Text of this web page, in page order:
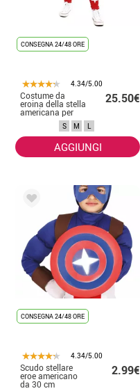
CONSEGNA 24/48 ORE
4.34/5.00
Costume da
eroina della stella
americana per
25.50€
S M L
AGGIUNGI
CONSEGNA 24/48 ORE
4.34/5.00
Scudo stellare
eroe americano
da 30 cm
2.99€